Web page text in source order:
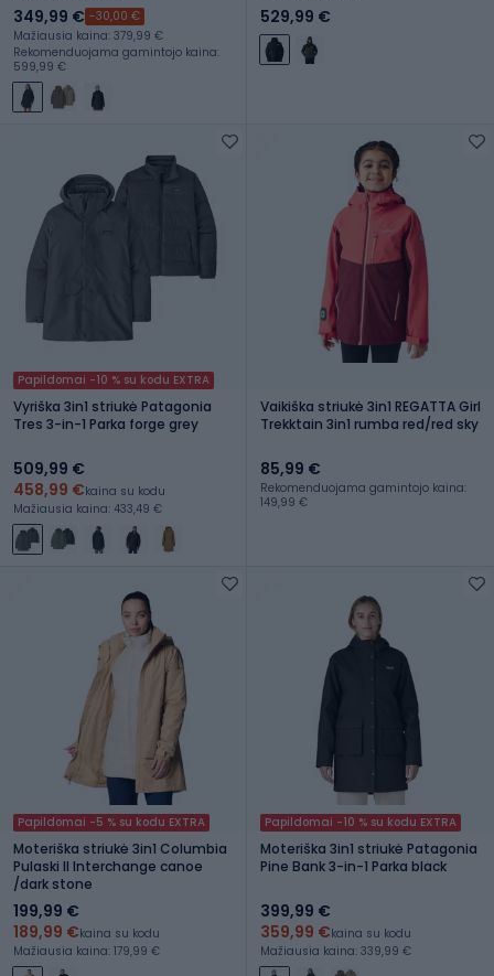
349,99 € -30,00 €
Mažiausia kaina: 379,99 €
Rekomenduojama gamintojo kaina:
599,99 €
529,99 €
Papildomai -10 % su kodu EXTRA
Vyriška 3in1 striukė Patagonia
Tres 3-in-1 Parka forge grey
509,99 €
458,99 €kaina su kodu
Mažiausia kaina: 433,49 €
Vaikiška striukė 3in1 REGATTA Girl
Trekktain 3in1 rumba red/red sky
85,99 €
Rekomenduojama gamintojo kaina:
149,99 €
Papildomai -5 % su kodu EXTRA
Moteriška striukė 3in1 Columbia
Pulaski II Interchange canoe
/dark stone
199,99 €
189,99 €kaina su kodu
Mažiausia kaina: 179,99 €
Papildomai -10 % su kodu EXTRA
Moteriška 3in1 striukė Patagonia
Pine Bank 3-in-1 Parka black
399,99 €
359,99 €kaina su kodu
Mažiausia kaina: 339,99 €